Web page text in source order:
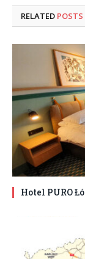
RELATED POSTS
Hotel PURO